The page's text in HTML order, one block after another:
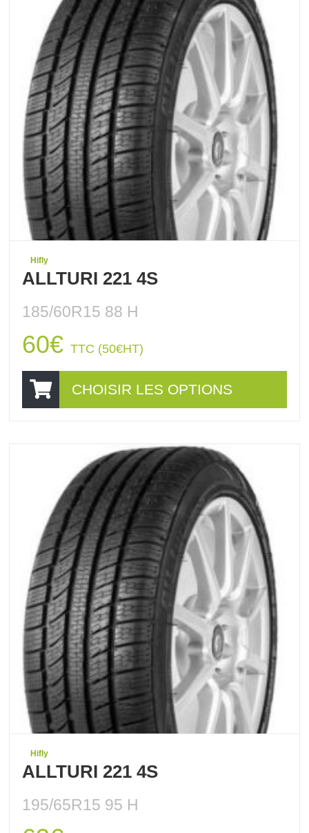
Hifly
ALLTURI 221 4S
185/60R15 88 H
60€ TTC (50€HT)
CHOISIR LES OPTIONS
Hifly
ALLTURI 221 4S
195/65R15 95 H